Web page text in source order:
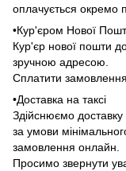
оплачується окремо
•Кур'єром Нової
Кур'єр нової пошти
зручною адресою.
Сплатити
•Доставка на таксі
Здійснюємо доставку
за умови
замовлення онлайн.
Просимо звернути